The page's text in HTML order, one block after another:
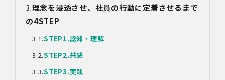
・統計資料の作成のため
当社は、イベントやセミナーにて取得した個人情報につ
す。なお、本人の同意がある場合及び法令の定めによる場
合を除いて、以下の内容以外で当社が取り扱う個人情報を
理念を浸透させ、社員の行動に定着させるまで
の4STEP
STEP1.認知・理解
STEP2.共感
STEP3.実践